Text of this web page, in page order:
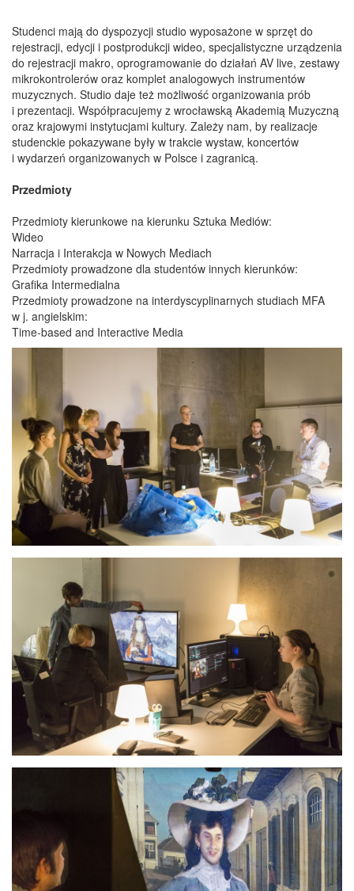
Studenci mają do dyspozycji studio wyposażone w sprzęt do
rejestracji, edycji i postprodukcji wideo, specjalistyczne urządzenia
do rejestracji makro, oprogramowanie do działań AV live, zestawy
mikrokontrolerów oraz komplet analogowych instrumentów
muzycznych. Studio daje też możliwość organizowania prób
i prezentacji. Współpracujemy z wrocławską Akademią Muzyczną
oraz krajowymi instytucjami kultury. Zależy nam, by realizacje
studenckie pokazywane były w trakcie wystaw, koncertów
i wydarzeń organizowanych w Polsce i zagranicą.
Przedmioty
Przedmioty kierunkowe na kierunku Sztuka Mediów:
Wideo
Narracja i Interakcja w Nowych Mediach
Przedmioty prowadzone dla studentów innych kierunków:
Grafika Intermedialna
Przedmioty prowadzone na interdyscyplinarnych studiach MFA
w j. angielskim:
Time-based and Interactive Media